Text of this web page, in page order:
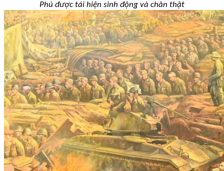
Phủ được tái hiện sinh động và chân thật